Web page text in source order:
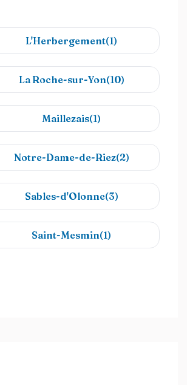
L'Herbergement(1)
La Roche-sur-Yon(10)
Maillezais(1)
Notre-Dame-de-Riez(2)
Sables-d'Olonne(3)
Saint-Mesmin(1)